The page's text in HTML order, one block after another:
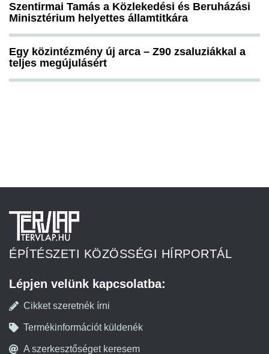
Szentirmai Tamás a Közlekedési és Beruházási
Minisztérium helyettes államtitkára
Egy közintézmény új arca – Z90 zsaluziákkal a
teljes megújulásért
ÉPÍTÉSZETI KÖZÖSSÉGI HÍRPORTÁL
Lépjen velünk kapcsolatba:
Cikket szeretnék írni
Termékinformációt küldenék
A szerkesztőséget keresem